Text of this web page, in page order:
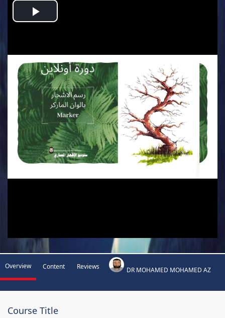
Play
Overview Content Reviews DR MOHAMED MOHAMED AZ
Course Title